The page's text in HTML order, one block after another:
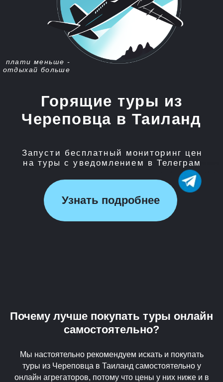
Горящие туры из
Череповца в Таиланд
Запусти бесплатный мониторинг цен
на туры с уведомлением в Телеграм
Почему лучше покупать туры онлайн
самостоятельно?
Мы настоятельно рекомендуем искать и покупать
туры из Череповца в Таиланд самостоятельно у
онлайн агрегаторов, потому что цены у них ниже и в